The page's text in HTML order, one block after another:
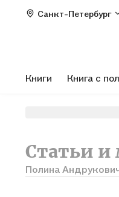
Санкт-Петербург
Книги Книга с
Статьи
Полина